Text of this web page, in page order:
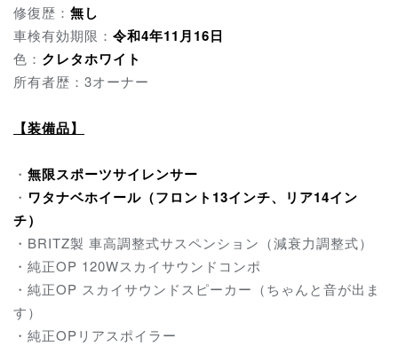
修復歴： 無し
車検有効期限： 令和4年11月16日
色： クレタホワイト
所有者歴：3オーナー
【装備品】
・ 無限スポーツサイレンサー
・ ワタナベホイール（フロント13インチ、リア14イン
チ）
・BRITZ製 車高調整式サスペンション（減衰力調整式）
・純正OP 120Wスカイサウンドコンポ
・純正OP スカイサウンドスピーカー（ちゃんと音が出ま
す）
・純正OPリアスポイラー